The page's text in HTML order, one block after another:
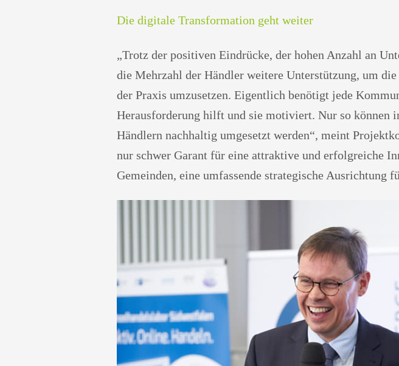
Die digitale Transformation geht weiter
„Trotz der positiven Eindrücke, der hohen Anzahl an
die Mehrzahl der Händler weitere Unterstützung, um
der Praxis umzusetzen. Eigentlich benötigt jede
Herausforderung hilft und sie motiviert. Nur so können
Händlern nachhaltig umgesetzt werden“, meint
nur schwer Garant für eine attraktive und erfolgreiche
Gemeinden, eine umfassende strategische Ausrichtung